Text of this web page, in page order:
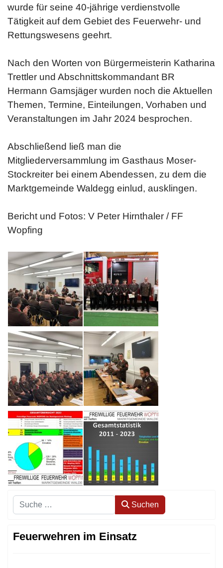
wurde für seine 40-jährige verdienstvolle
Tätigkeit auf dem Gebiet des Feuerwehr- und
Rettungswesens geehrt.
Nach den Worten von Bürgermeisterin Katharina
Trettler und Abschnittskommandant BR
Hermann Gamsjäger wurden noch die Aktuellen
Themen, Termine, Einteilungen, Vorhaben und
Veranstaltungen im Jahr 2024 besprochen.
Abschließend ließ man die
Mitgliederversammlung im Gasthaus Moser-
Stockreiter bei einem Abendessen, zu dem die
Marktgemeinde Waldegg einlud, ausklingen.
Bericht und Fotos: V Peter Hirnthaler / FF
Wopfing
Suchen Suchen
Feuerwehren im Einsatz